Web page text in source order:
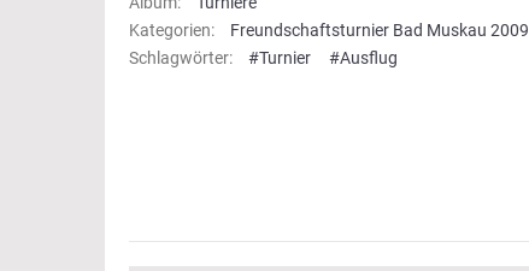
Kategorien:
Freundschaftsturnier Bad Muskau 2009
Schlagwörter:
#Turnier #Ausflug